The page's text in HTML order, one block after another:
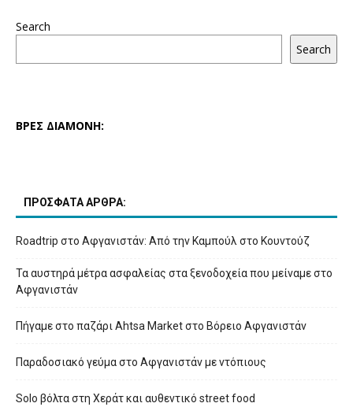
Search
Search
ΒΡΕΣ ΔΙΑΜΟΝΗ:
ΠΡΟΣΦΑΤΑ ΑΡΘΡΑ:
Roadtrip στο Αφγανιστάν: Από την Καμπούλ στο Κουντούζ
Τα αυστηρά μέτρα ασφαλείας στα ξενοδοχεία που μείναμε στο
Αφγανιστάν
Πήγαμε στο παζάρι Ahtsa Market στο Βόρειο Αφγανιστάν
Παραδοσιακό γεύμα στο Αφγανιστάν με ντόπιους
Solo βόλτα στη Χεράτ και αυθεντικό street food